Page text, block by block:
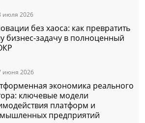
июля 2026
без хаоса: как превратить
бизнес-задачу в полноценный
июня 2026
экономика реального
ключевые модели
платформ и
предприятий